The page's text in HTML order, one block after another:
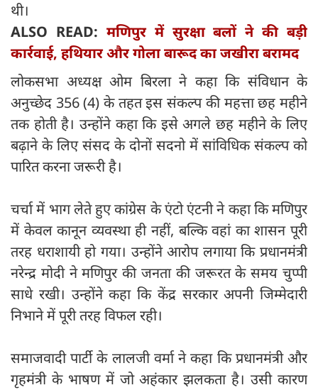
थी।
ALSO READ: मणिपुर में सुरक्षा बलों ने की बड़ी
कार्रवाई, हथियार और गोला बारूद का जखीरा बरामद
लोकसभा अध्यक्ष ओम बिरला ने कहा कि संविधान के
अनुच्छेद 356 (4) के तहत इस संकल्प की महत्ता छह महीने
तक होती है। उन्होंने कहा कि इसे अगले छह महीने के लिए
बढ़ाने के लिए संसद के दोनों सदनो में सांविधिक संकल्प को
पारित करना जरूरी है।
चर्चा में भाग लेते हुए कांग्रेस के एंटो एंटनी ने कहा कि मणिपुर
में केवल कानून व्यवस्था ही नहीं, बल्कि वहां का शासन पूरी
तरह धराशायी हो गया। उन्होंने आरोप लगाया कि प्रधानमंत्री
नरेन्द्र मोदी ने मणिपुर की जनता की जरूरत के समय चुप्पी
साधे रखी। उन्होंने कहा कि केंद्र सरकार अपनी जिम्मेदारी
निभाने में पूरी तरह विफल रही।
समाजवादी पार्टी के लालजी वर्मा ने कहा कि प्रधानमंत्री और
गृहमंत्री के भाषण में जो अहंकार झलकता है। उसी कारण